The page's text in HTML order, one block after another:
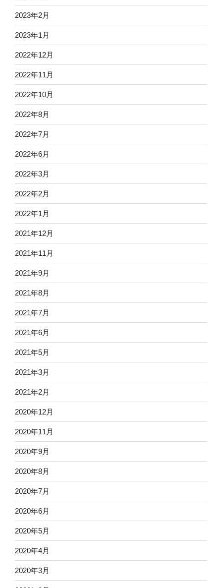
2023年2月
2023年1月
2022年12月
2022年11月
2022年10月
2022年8月
2022年7月
2022年6月
2022年3月
2022年2月
2022年1月
2021年12月
2021年11月
2021年9月
2021年8月
2021年7月
2021年6月
2021年5月
2021年3月
2021年2月
2020年12月
2020年11月
2020年9月
2020年8月
2020年7月
2020年6月
2020年5月
2020年4月
2020年3月